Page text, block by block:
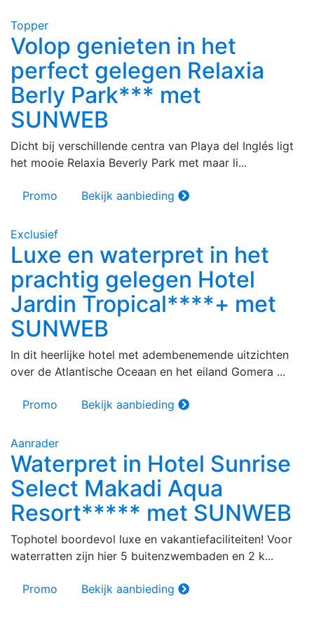
Topper
Volop genieten in het
perfect gelegen Relaxia
Berly Park*** met
SUNWEB
Dicht bij verschillende centra van Playa del Inglés ligt
het mooie Relaxia Beverly Park met maar li...
Promo Bekijk aanbieding
Exclusief
Luxe en waterpret in het
prachtig gelegen Hotel
Jardin Tropical****+ met
SUNWEB
In dit heerlijke hotel met adembenemende uitzichten
over de Atlantische Oceaan en het eiland Gomera ...
Promo Bekijk aanbieding
Aanrader
Waterpret in Hotel Sunrise
Select Makadi Aqua
Resort***** met SUNWEB
Tophotel boordevol luxe en vakantiefaciliteiten! Voor
waterratten zijn hier 5 buitenzwembaden en 2 k...
Promo Bekijk aanbieding